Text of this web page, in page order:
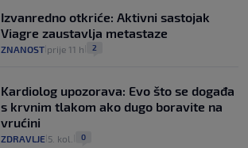
Izvanredno otkriće: Aktivni sastojak
Viagre zaustavlja metastaze
ZNANOST prije 11 h 2
Kardiolog upozorava: Evo što se događa
s krvnim tlakom ako dugo boravite na
vrućini
ZDRAVLJE 5. kol. 0